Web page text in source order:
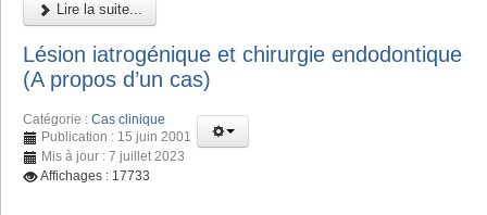
Lire la suite...
Lésion iatrogénique et chirurgie endodontique
(A propos d’un cas)
Catégorie : Cas clinique
Publication : 15 juin 2001
Mis à jour : 7 juillet 2023
Affichages : 17733